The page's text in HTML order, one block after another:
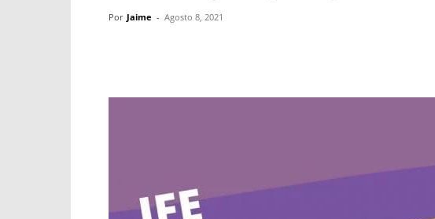
Por Jaime - Agosto 8, 2021